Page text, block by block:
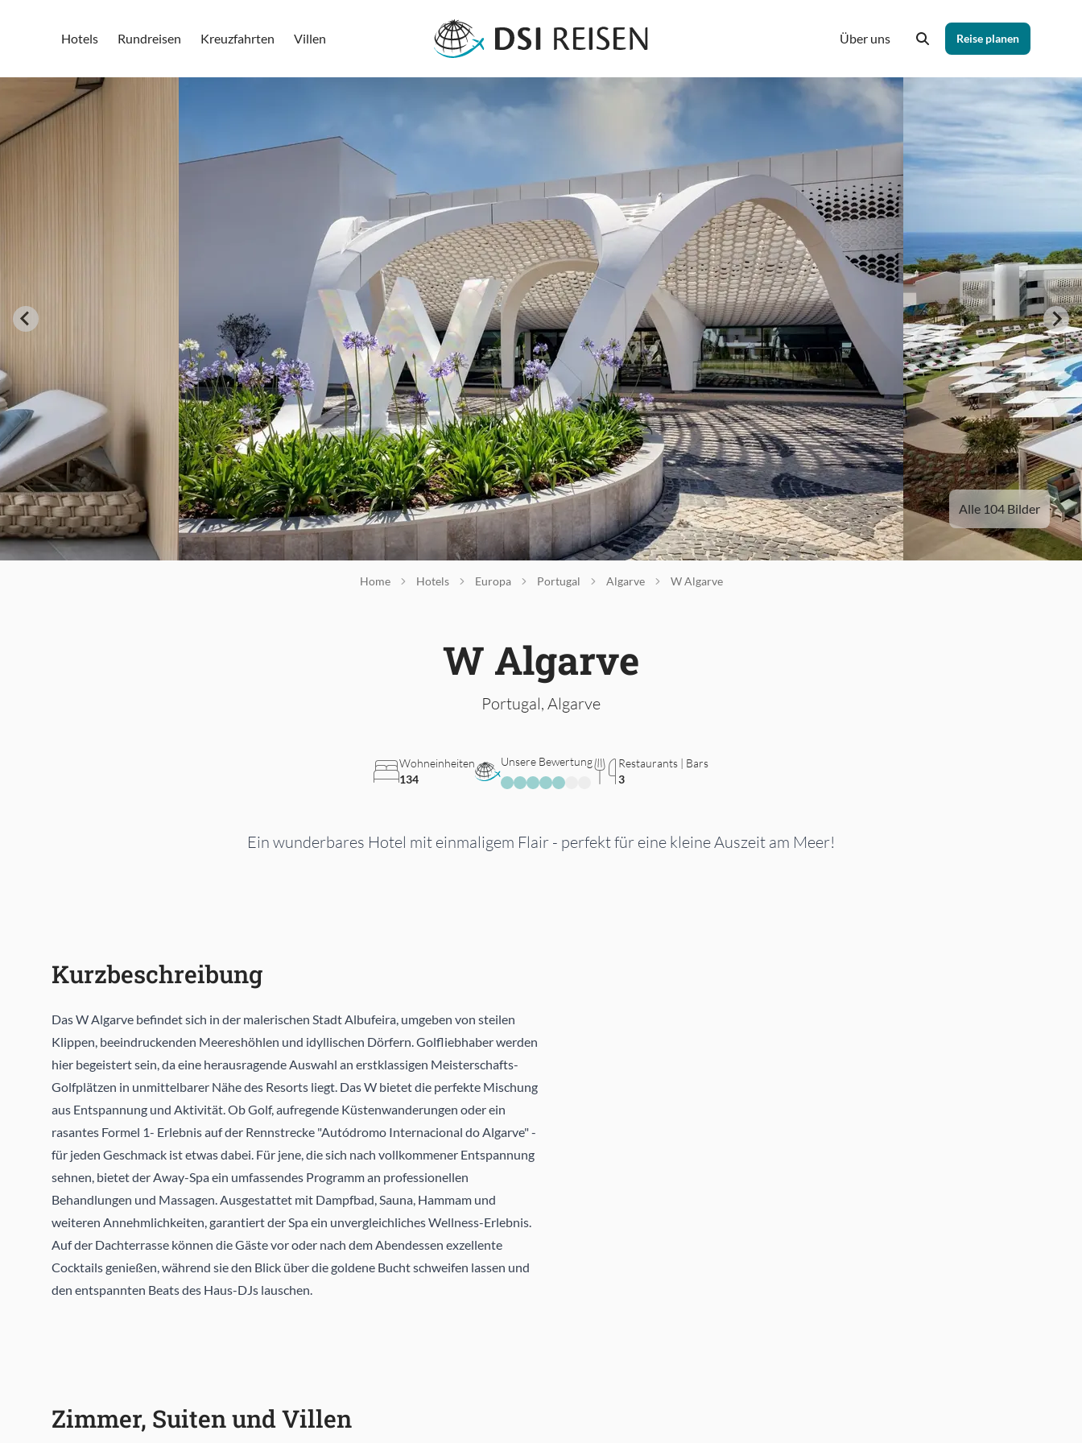
Hotels Rundreisen Kreuzfahrten Villen Über uns Reise planen
Alle 104 Bilder
Home Hotels Europa Portugal Algarve W Algarve
W Algarve
Portugal, Algarve
Wohneinheiten
134
Unsere Bewertung
Restaurants | Bars
3
Ein wunderbares Hotel mit einmaligem Flair - perfekt für eine kleine Auszeit am Meer!
Kurzbeschreibung
Das W Algarve befindet sich in der malerischen Stadt Albufeira, umgeben von steilen
Klippen, beeindruckenden Meereshöhlen und idyllischen Dörfern. Golfliebhaber werden
hier begeistert sein, da eine herausragende Auswahl an erstklassigen Meisterschafts-
Golfplätzen in unmittelbarer Nähe des Resorts liegt. Das W bietet die perfekte Mischung
aus Entspannung und Aktivität. Ob Golf, aufregende Küstenwanderungen oder ein
rasantes Formel 1- Erlebnis auf der Rennstrecke "Autódromo Internacional do Algarve" -
für jeden Geschmack ist etwas dabei. Für jene, die sich nach vollkommener Entspannung
sehnen, bietet der Away-Spa ein umfassendes Programm an professionellen
Behandlungen und Massagen. Ausgestattet mit Dampfbad, Sauna, Hammam und
weiteren Annehmlichkeiten, garantiert der Spa ein unvergleichliches Wellness-Erlebnis.
Auf der Dachterrasse können die Gäste vor oder nach dem Abendessen exzellente
Cocktails genießen, während sie den Blick über die goldene Bucht schweifen lassen und
den entspannten Beats des Haus-DJs lauschen.
Zimmer, Suiten und Villen